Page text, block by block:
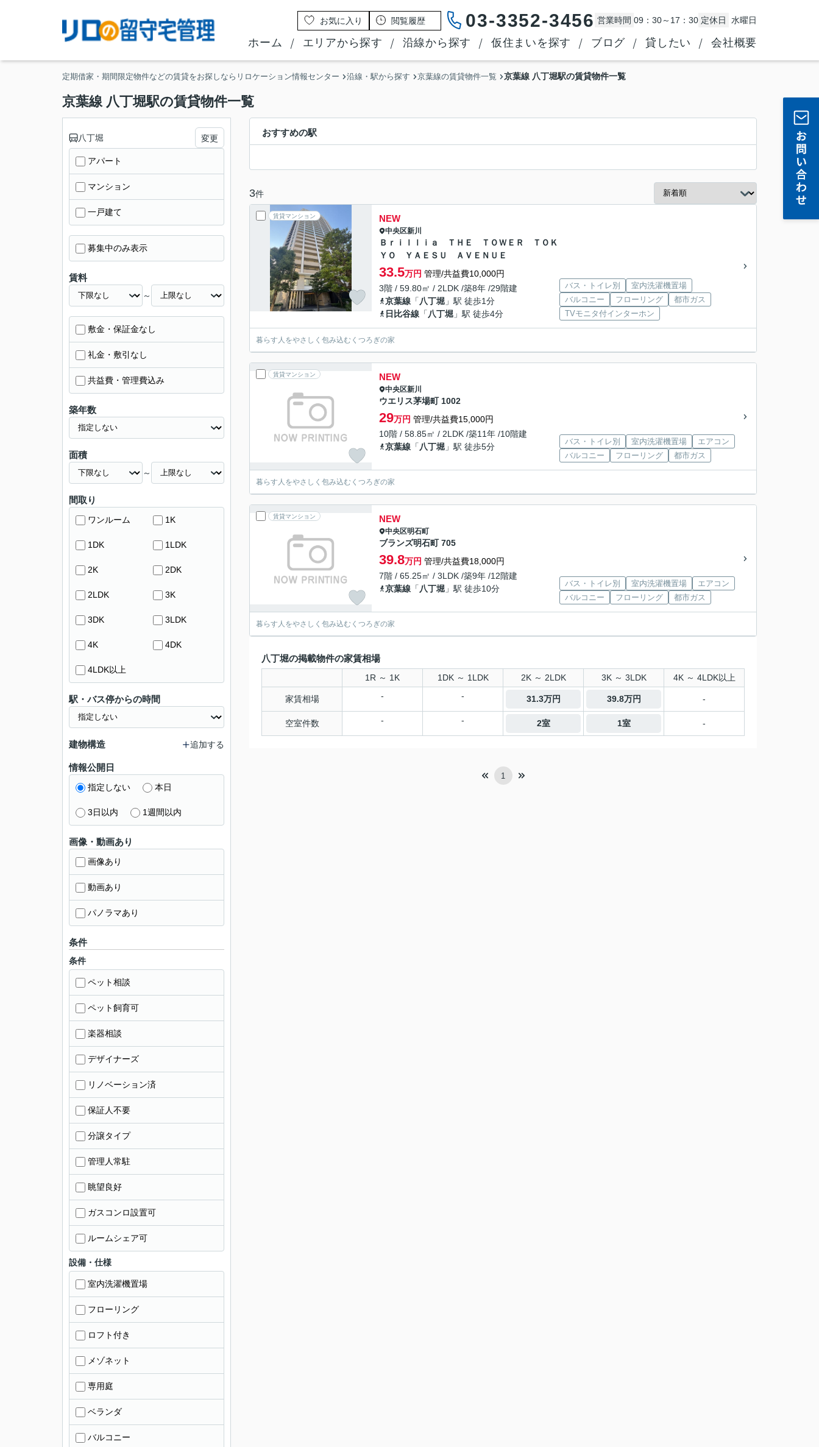
お気に入り 閲覧履歴 03-3352-3456 営業時間 09：30～17：30 定休日 水曜日
ホーム エリアから探す 沿線から探す 仮住まいを探す ブログ 貸したい 会社概要
定期借家・期間限定物件などの賃貸をお探しならリロケーション情報センター 沿線・駅から探す 京葉線の賃貸物件一覧 京葉線 八丁堀駅の賃貸物件一覧
京葉線 八丁堀駅の賃貸物件一覧
おすすめの駅
3件
賃貸マンション NEW
中央区新川
Ｂｒｉｌｌｉａ ＴＨＥ ＴＯＷＥＲ ＴＯＫ
ＹＯ ＹＡＥＳＵ ＡＶＥＮＵＥ
33.5万円 管理/共益費10,000円
3階 / 59.80㎡ / 2LDK /築8年 /29階建
京葉線 「 八丁堀 」駅 徒歩1分
日比谷線 「 八丁堀 」駅 徒歩4分
バス・トイレ別
室内洗濯機置場
バルコニー
フローリング
都市ガス
TVモニタ付インターホン
暮らす人をやさしく包み込むくつろぎの家
賃貸マンション NEW
中央区新川
ウエリス茅場町 1002
29万円 管理/共益費15,000円
10階 / 58.85㎡ / 2LDK /築11年 /10階建
京葉線 「 八丁堀 」駅 徒歩5分
バス・トイレ別 室内洗濯機置場
エアコン
バルコニー
フローリング 都市ガス
暮らす人をやさしく包み込むくつろぎの家
賃貸マンション NEW
中央区明石町
ブランズ明石町 705
39.8万円 管理/共益費18,000円
7階 / 65.25㎡ / 3LDK /築9年 /12階建
京葉線 「 八丁堀 」駅 徒歩10分
バス・トイレ別 室内洗濯機置場
エアコン
バルコニー
フローリング 都市ガス
暮らす人をやさしく包み込むくつろぎの家
八丁堀の掲載物件の家賃相場
1R ～ 1K 1DK ～ 1LDK 2K ～ 2LDK 3K ～ 3LDK 4K ～ 4LDK以上
家賃相場 - - 31.3万円 39.8万円 -
空室件数 - - 2室 1室 -
1
八丁堀 変更
アパート
マンション
一戸建て
募集中のみ表示
賃料
～
敷金・保証金なし
礼金・敷引なし
共益費・管理費込み
築年数
面積
～
間取り
ワンルーム 1K
1DK 1LDK
2K 2DK
2LDK 3K
3DK 3LDK
4K 4DK
4LDK以上
駅・バス停からの時間
建物構造 追加する
情報公開日
指定しない 本日
3日以内 1週間以内
画像・動画あり
画像あり
動画あり
パノラマあり
条件
条件
ペット相談
ペット飼育可
楽器相談
デザイナーズ
リノベーション済
保証人不要
分譲タイプ
管理人常駐
眺望良好
ガスコンロ設置可
ルームシェア可
設備・仕様
室内洗濯機置場
フローリング
ロフト付き
メゾネット
専用庭
ベランダ
バルコニー